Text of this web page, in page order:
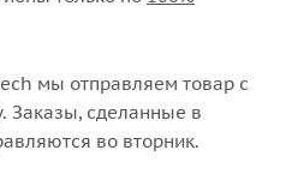
мы отправляем товар с
Заказы, сделанные в
во вторник.